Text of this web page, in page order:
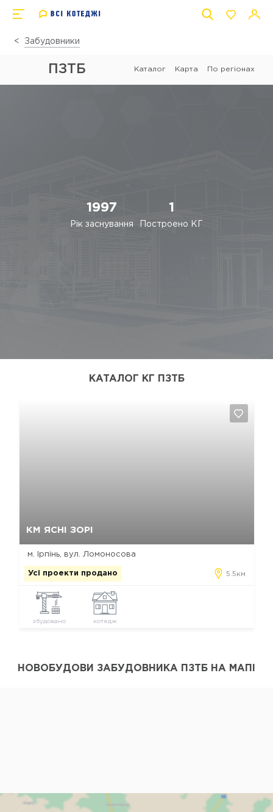
Забудовники
ПЗТБ Каталог Карта По регіонах
1997
Рік заснування
1
Построено КГ
КАТАЛОГ КГ ПЗТБ
КМ ЯСНІ ЗОРІ
м. Ірпінь, вул. Ломоносова
Усі проекти продано 5.5км
збудовано котедж
НОВОБУДОВИ ЗАБУДОВНИКА ПЗТБ НА МАПІ